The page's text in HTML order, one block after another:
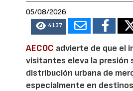
05/08/2026
4137
AECOC advierte de que el
visitantes eleva la presión
distribución urbana de
especialmente en